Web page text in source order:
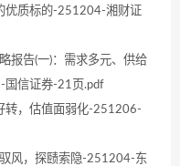
优质标的-251204-湘财证
报告(一)：需求多元、供给
国信证券-21页.pdf
转，估值面弱化-251206-
风，探赜索隐-251204-东